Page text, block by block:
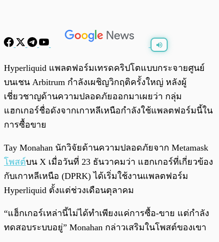
Hyperliquid แพลตฟอร์มเทรดคริปโตแบบกระจายศูนย์
บนเชน Arbitrum กำลังเผชิญวิกฤติครั้งใหญ่ หลังผู้
เชี่ยวชาญด้านความปลอดภัยออกมาเผยว่า กลุ่ม
แฮกเกอร์ชื่อดังจากเกาหลีเหนือกำลังใช้แพลตฟอร์มนี้ใน
การซื้อขาย
Tay Monahan นักวิจัยด้านความปลอดภัยจาก Metamask
โพสต์บน X เมื่อวันที่ 23 ธันวาคมว่า แฮกเกอร์ที่เกี่ยวข้อง
กับเกาหลีเหนือ (DPRK) ได้เริ่มใช้งานแพลตฟอร์ม
Hyperliquid ตั้งแต่ช่วงเดือนตุลาคม
“แฮ็กเกอร์เหล่านี้ไม่ได้ทำเพียงแค่การซื้อ-ขาย แต่กำลัง
ทดสอบระบบอยู่” Monahan กล่าวเสริมในโพสต์ของเขา